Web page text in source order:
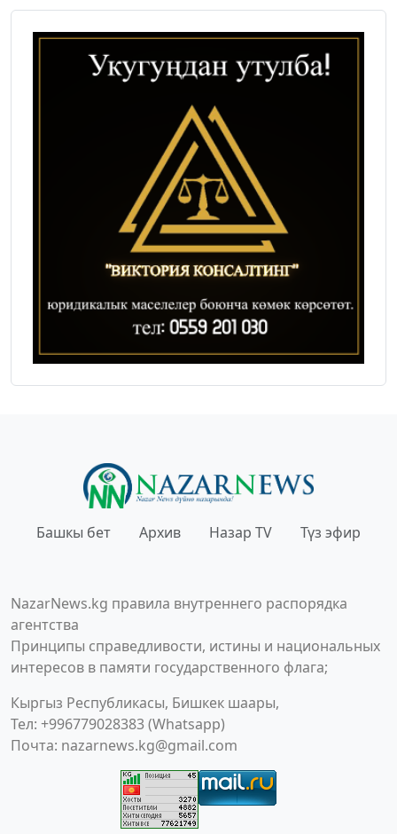
Башкы бет Архив Назар TV Түз эфир
NazarNews.kg правила внутреннего распорядка
агентства
Принципы справедливости, истины и национальных
интересов в памяти государственного флага;
Кыргыз Республикасы, Бишкек шаары,
Тел: +996779028383 (Whatsapp)
Почта: nazarnews.kg@gmail.com